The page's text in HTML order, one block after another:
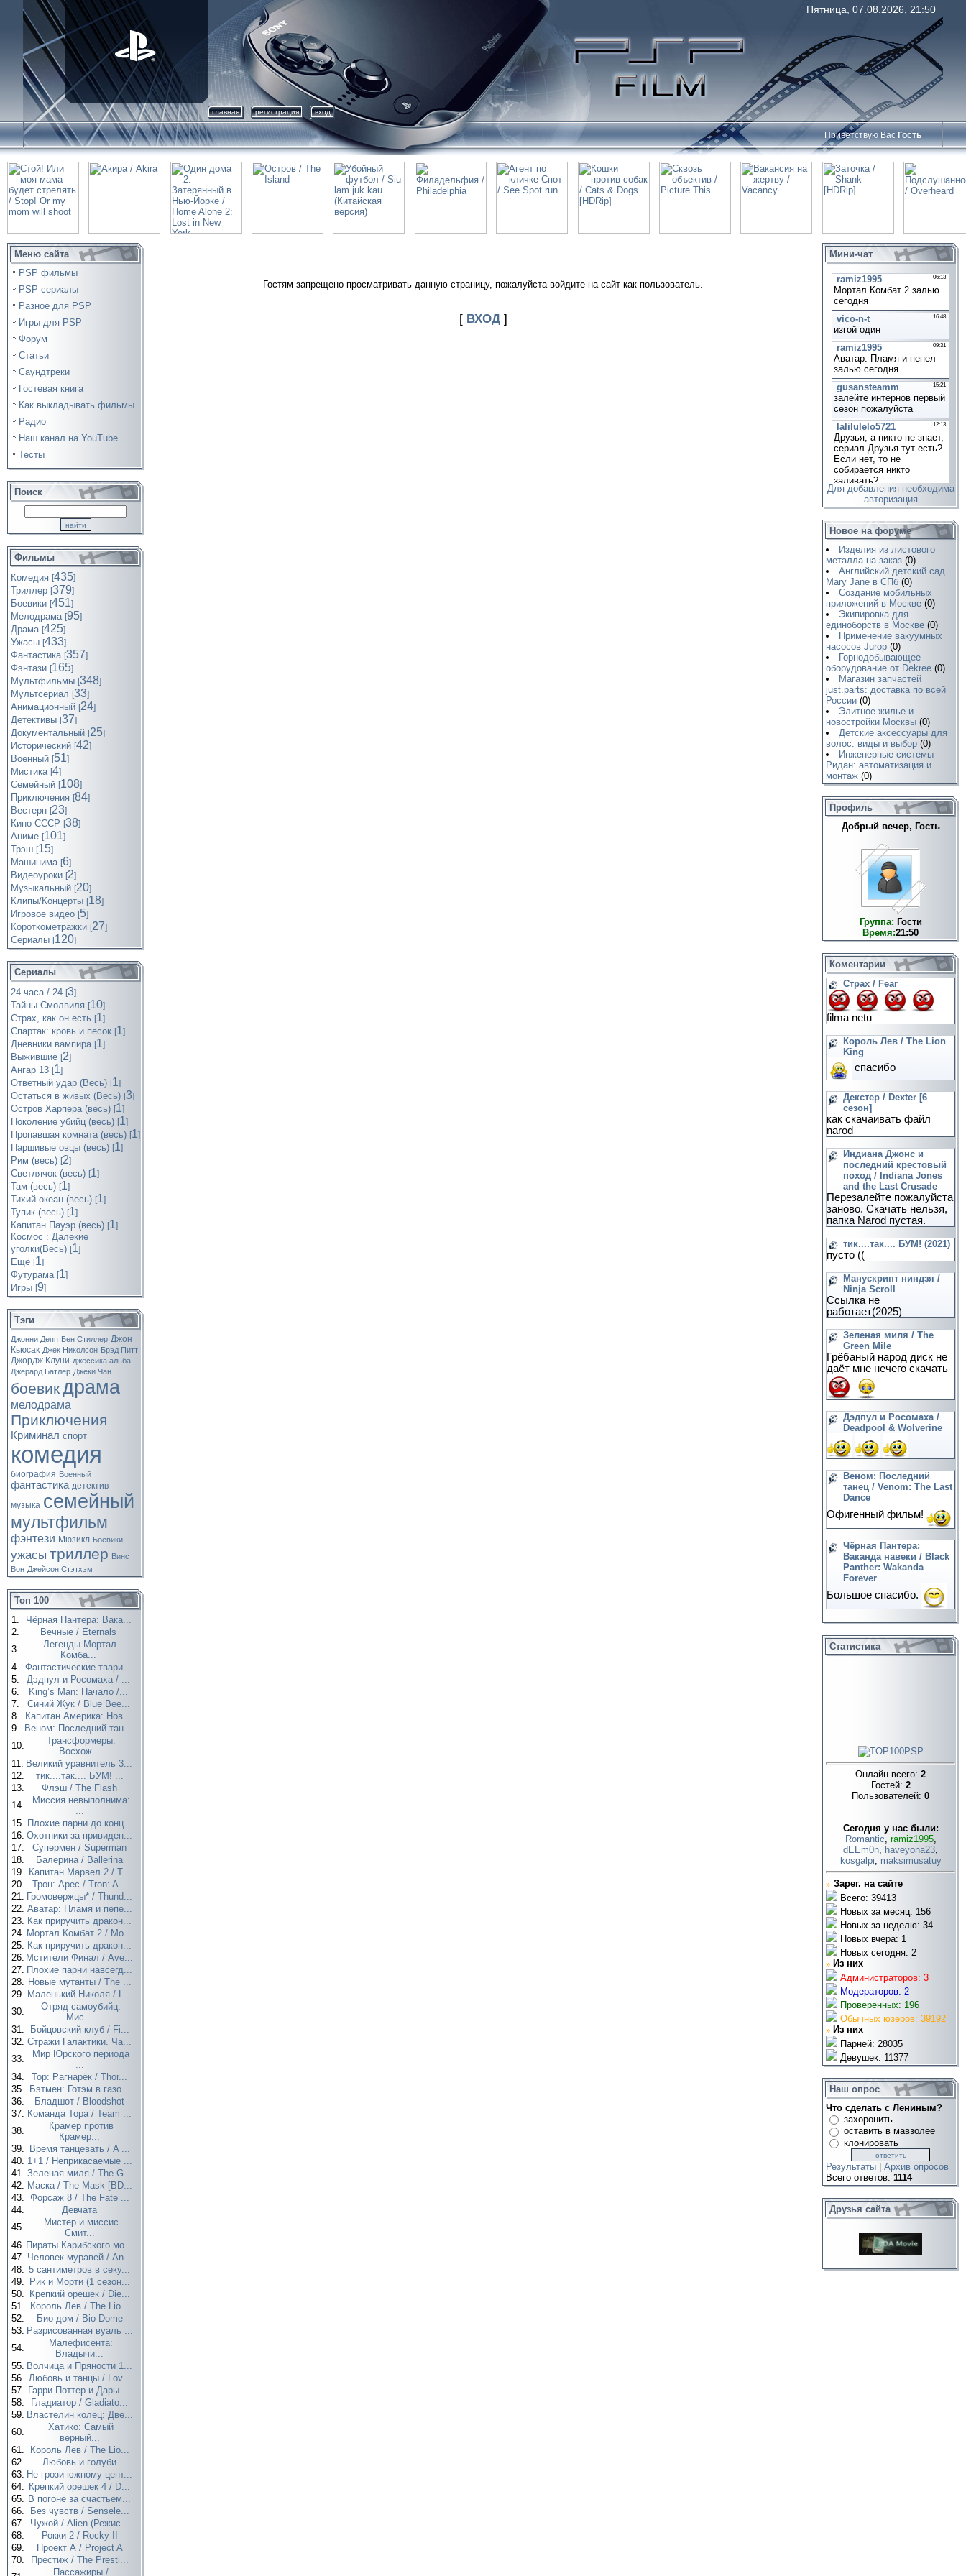
Пятница, 07.08.2026, 21:50
главная регистрация вход
Приветствую Вас Гость
Меню сайта
PSP фильмы
PSP сериалы
Разное для PSP
Игры для PSP
Форум
Статьи
Саундтреки
Гостевая книга
Как выкладывать фильмы
Радио
Наш канал на YouTube
Тесты
Поиск
Фильмы
Комедия [435]
Триллер [379]
Боевики [451]
Мелодрама [95]
Драма [425]
Ужасы [433]
Фантастика [357]
Фэнтази [165]
Мультфильмы [348]
Мультсериал [33]
Анимационный [24]
Детективы [37]
Документальный [25]
Исторический [42]
Военный [51]
Мистика [4]
Семейный [108]
Приключения [84]
Вестерн [23]
Кино СССР [38]
Аниме [101]
Трэш [15]
Машинима [6]
Видеоуроки [2]
Музыкальный [20]
Клипы/Концерты [18]
Игровое видео [5]
Короткометражки [27]
Cериалы [120]
Сериалы
24 часа / 24 [3]
Тайны Смолвиля [10]
Страх, как он есть [1]
Спартак: кровь и песок [1]
Дневники вампира [1]
Выжившие [2]
Ангар 13 [1]
Ответный удар (Весь) [1]
Остаться в живых (Весь) [3]
Остров Харпера (весь) [1]
Поколение убийц (весь) [1]
Пропавшая комната (весь) [1]
Паршивые овцы (весь) [1]
Рим (весь) [2]
Светлячок (весь) [1]
Там (весь) [1]
Тихий океан (весь) [1]
Тупик (весь) [1]
Капитан Пауэр (весь) [1]
Космос : Далекие
уголки(Весь) [1]
Ещё [1]
Футурама [1]
Игры [9]
Тэги
Джонни Депп Бен Стиллер Джон
Кьюсак Джек Николсон Брэд Питт
Джордж Клуни джессика альба
Джерард Батлер Джеки Чан
боевикдрама
мелодрама
Приключения
Криминал спорт
комедия
биография Военный
фантастика детектив
музыка семейный
мультфильм
фэнтези Мюзикл Боевики
ужасы триллер Винс
Вон Джейсон Стэтхэм
Топ 100
1.
Чёрная Пантера: Вака...
2.
Вечные / Eternals
3.
Легенды Мортал
Комба...
4. Фантастические твари...
5.
Дэдпул и Росомаха / ...
6.
King’s Man: Начало /...
7.
Синий Жук / Blue Bee...
8.
Капитан Америка: Нов...
9.
Веном: Последний тан...
10.
Трансформеры:
Восхож...
11. Великий уравнитель 3...
12.
тик....так.... БУМ! ...
13.
Флэш / The Flash
14.
Миссия невыполнима:
...
15. Плохие парни до конц...
16. Охотники за привиден...
17.
Супермен / Superman
18.
Балерина / Ballerina
19. Капитан Марвел 2 / T...
20.
Трон: Арес / Tron: A...
21. Громовержцы* / Thund...
22. Аватар: Пламя и пепе...
23. Как приручить дракон...
24. Мортал Комбат 2 / Mo...
25. Как приручить дракон...
26. Мстители Финал / Ave...
27. Плохие парни навсегд...
28. Новые мутанты / The ...
29. Маленький Николя / L...
30.
Отряд самоубийц:
Мис...
31.
Бойцовский клуб / Fi...
32. Стражи Галактики. Ча...
33.
Мир Юрского периода
...
34.
Тор: Рагнарёк / Thor...
35.
Бэтмен: Готэм в газо...
36.
Бладшот / Bloodshot
37. Команда Тора / Team ...
38.
Крамер против
Крамер...
39.
Время танцевать / A ...
40. 1+1 / Неприкасаемые ...
41. Зеленая миля / The G...
42. Маска / The Mask [BD...
43. Форсаж 8 / The Fate ...
44.
Девчата
45.
Мистер и миссис
Смит...
46. Пираты Карибского мо...
47. Человек-муравей / An...
48. 5 сантиметров в секу...
49.
Рик и Морти (1 сезон...
50.
Крепкий орешек / Die...
51.
Король Лев / The Lio...
52.
Био-дом / Bio-Dome
53. Разрисованная вуаль ...
54.
Малефисента:
Владычи...
55. Волчица и Пряности 1...
56. Любовь и танцы / Lov...
57. Гарри Поттер и Дары ...
58.
Гладиатор / Gladiato...
59. Властелин колец: Две...
60.
Хатико: Самый
верный...
61.
Король Лев / The Lio...
62.
Любовь и голуби
63. Не грози южному цент...
64. Крепкий орешек 4 / D...
65. В погоне за счастьем...
66.
Без чувств / Sensele...
67.
Чужой / Alien (Режис...
68.
Рокки 2 / Rocky II
69.
Проект А / Project A
70.
Престиж / The Presti...
Пассажиры /
Гостям запрещено просматривать данную страницу, пожалуйста войдите на сайт как пользователь.
[ ВХОД]
Мини-чат
Для добавления необходима
авторизация
Новое на форуме
Изделия из листового
металла на заказ (0)
Английский детский сад
Mary Jane в СПб (0)
Создание мобильных
приложений в Москве (0)
Экипировка для
единоборств в Москве (0)
Применение вакуумных
насосов Jurop (0)
Горнодобывающее
оборудование от Dekree (0)
Магазин запчастей
just.parts: доставка по всей
России (0)
Элитное жилье и
новостройки Москвы (0)
Детские аксессуары для
волос: виды и выбор (0)
Инженерные системы
Ридан: автоматизация и
монтаж (0)
Профиль
Добрый вечер, Гость
Группа: Гости
Время:21:50
Коментарии
Страх / Fear
filma netu
Король Лев / The Lion
King
спасибо
Декстер / Dexter [6
сезон]
как скачаивать файл
narod
Индиана Джонс и
последний крестовый
поход / Indiana Jones
and the Last Crusade
Перезалейте пожалуйста
заново. Скачать нельзя,
папка Narod пустая.
тик....так.... БУМ! (2021)
пусто ((
Манускрипт ниндзя /
Ninja Scroll
Ссылка не
работает(2025)
Зеленая миля / The
Green Mile
Грёбаный народ диск не
даёт мне нечего скачать
Дэдпул и Росомаха /
Deadpool & Wolverine
Веном: Последний
танец / Venom: The Last
Dance
Офигенный фильм!
Чёрная Пантера:
Ваканда навеки / Black
Panther: Wakanda
Forever
Большое спасибо.
Статистика
Онлайн всего: 2
Гостей: 2
Пользователей: 0
Cегодня у нас были:
Romantic, ramiz1995,
dEEm0n, haveyona23,
kosgalpi, maksimusatuy
» Зарег. на сайте
Всего: 39413
Новых за месяц: 156
Новых за неделю: 34
Новых вчера: 1
Новых сегодня: 2
» Из них
Администраторов: 3
Модераторов: 2
Проверенных: 196
Обычных юзеров: 39192
» Из них
Парней: 28035
Девушек: 11377
Наш опрос
Что сделать с Лениным?
захоронить
оставить в мавзолее
клонировать
Результаты
Архив опросов
Всего ответов: 1114
Друзья сайта